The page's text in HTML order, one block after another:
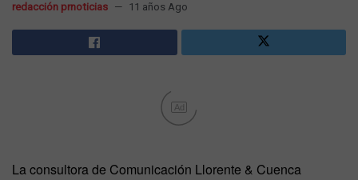
redacción prnoticias 11 años Ago
Ad
La consultora de Comunicación Llorente & Cuenca